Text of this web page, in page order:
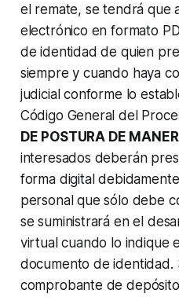
el remate, se tendrá que
electrónico en formato
de identidad de quien
siempre y cuando haya
judicial conforme lo
Código General del
DE POSTURA DE
interesados deberán
forma digital
personal que sólo debe
se suministrará en el
virtual cuando lo indique
documento de identidad.
comprobante de